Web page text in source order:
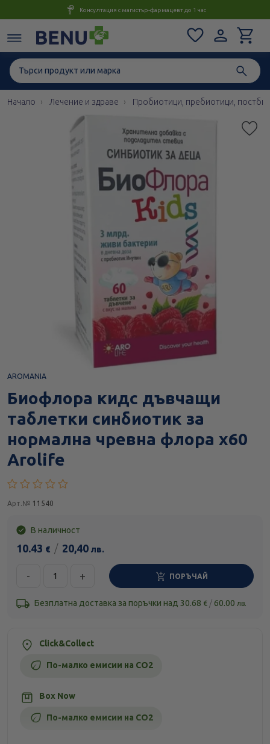
Консултация с магистър-фармацевт до 1 час
Начало Лечение и здраве Пробиотици, пребиотици,
AROMANIA
Биофлора кидс дъвчащи
таблетки синбиотик за
нормална чревна флора х60
Arolife
Арт.№ 11540
В наличност
10.43 € / 20,40 лв.
- + ПОРЪЧАЙ
Безплатна доставка за поръчки над 30.68 € / 60.00 лв.
Click&Collect
По-малко емисии на CO2
Box Now
По-малко емисии на CO2